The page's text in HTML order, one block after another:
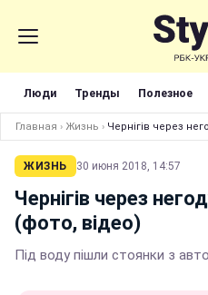
Люди Тренды Полезное
Главная › Жизнь › Чернігів через
ЖИЗНЬ 30 июня 2018, 14:57
Чернігів через
(фото, відео)
Під воду пішли стоянки з